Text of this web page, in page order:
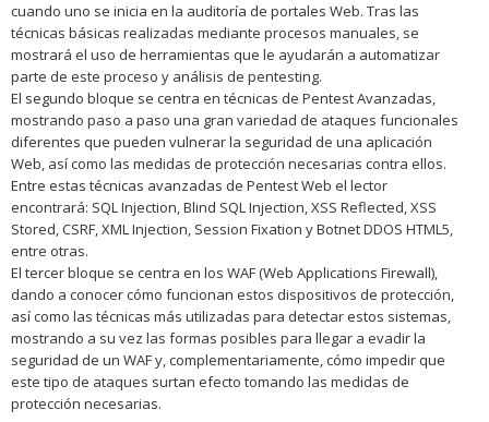
cuando uno se inicia en la auditoría de portales Web. Tras las
técnicas básicas realizadas mediante procesos manuales, se
mostrará el uso de herramientas que le ayudarán a automatizar
parte de este proceso y análisis de pentesting.
El segundo bloque se centra en técnicas de Pentest Avanzadas,
mostrando paso a paso una gran variedad de ataques funcionales
diferentes que pueden vulnerar la seguridad de una aplicación
Web, así como las medidas de protección necesarias contra ellos.
Entre estas técnicas avanzadas de Pentest Web el lector
encontrará: SQL Injection, Blind SQL Injection, XSS Reflected, XSS
Stored, CSRF, XML Injection, Session Fixation y Botnet DDOS HTML5,
entre otras.
El tercer bloque se centra en los WAF (Web Applications Firewall),
dando a conocer cómo funcionan estos dispositivos de protección,
así como las técnicas más utilizadas para detectar estos sistemas,
mostrando a su vez las formas posibles para llegar a evadir la
seguridad de un WAF y, complementariamente, cómo impedir que
este tipo de ataques surtan efecto tomando las medidas de
protección necesarias.